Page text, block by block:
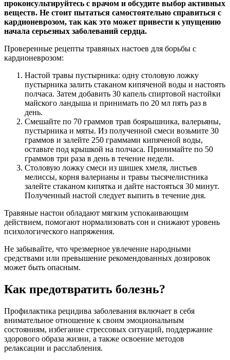
проконсультируйтесь с врачом и обсудите выбор активных
веществ. Не стоит пытаться самостоятельно справиться с
кардионеврозом, так как это может привести к упущению
начала серьезных заболеваний сердца.
Проверенные рецепты травяных настоев для борьбы с
кардионеврозом:
Настой травы пустырника: одну столовую ложку
пустырника залить стаканом кипяченой воды и настоять
полчаса. Затем добавить 30 капель спиртовой настойки
майского ландыша и принимать по 20 мл пять раз в
день.
Смешайте по 70 граммов трав боярышника, валерьяны,
пустырника и мяты. Из полученной смеси возьмите 30
граммов и залейте 250 граммами кипяченой воды,
оставьте под крышкой на полчаса. Принимайте по 50
граммов три раза в день в течение недели.
Столовую ложку смеси из шишек хмеля, листьев
мелиссы, корня валерианы и травы тысячелистника
залейте стаканом кипятка и дайте настояться 30 минут.
Полученный настой следует выпить в течение дня.
Травяные настои обладают мягким успокаивающим
действием, помогают нормализовать сон и снижают уровень
психологического напряжения.
Не забывайте, что чрезмерное увлечение народными
средствами или превышение рекомендованных дозировок
может быть опасным.
Как предотвратить болезнь?
Профилактика рецидива заболевания включает в себя
внимательное отношение к своим эмоциональным
состояниям, избегание стрессовых ситуаций, поддержание
здорового образа жизни, а также освоение методов
релаксации и расслабления.